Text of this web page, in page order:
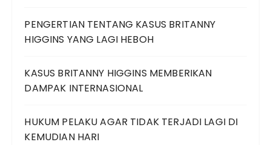
PENGERTIAN TENTANG KASUS BRITANNY
HIGGINS YANG LAGI HEBOH
KASUS BRITANNY HIGGINS MEMBERIKAN
DAMPAK INTERNASIONAL
HUKUM PELAKU AGAR TIDAK TERJADI LAGI DI
KEMUDIAN HARI